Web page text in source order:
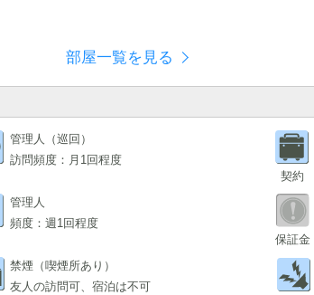
部屋一覧を見る
管理人（巡回）
訪問頻度：月1回程度
契約
管理人
頻度：週1回程度
保証金
禁煙（喫煙所あり）
友人の訪問可、宿泊は不可